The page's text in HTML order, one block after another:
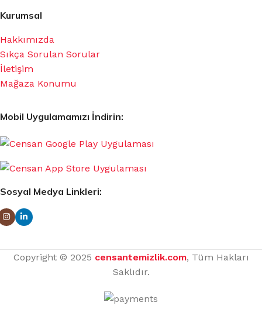
Kurumsal
Hakkımızda
Sıkça Sorulan Sorular
İletişim
Mağaza Konumu
Mobil Uygulamamızı İndirin:
Sosyal Medya Linkleri:
Copyright © 2025 censantemizlik.com, Tüm Hakları
Saklıdır.